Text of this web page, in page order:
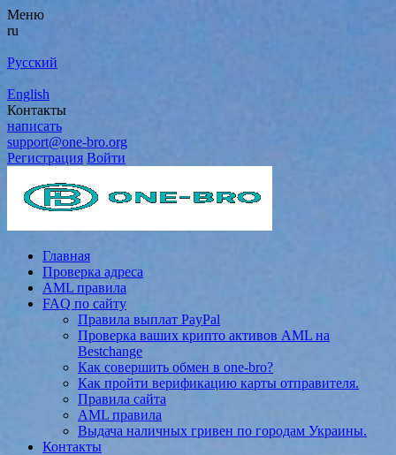
Меню
ru
Русский
English
Контакты
написать
support@one-bro.org
Регистрация Войти
Главная
Проверка адреса
AML правила
FAQ по сайту
Правила выплат PayPal
Проверка ваших крипто активов AML на
Bestchange
Как совершить обмен в one-bro?
Как пройти верификацию карты отправителя.
Правила сайта
AML правила
Выдача наличных гривен по городам Украины.
Контакты